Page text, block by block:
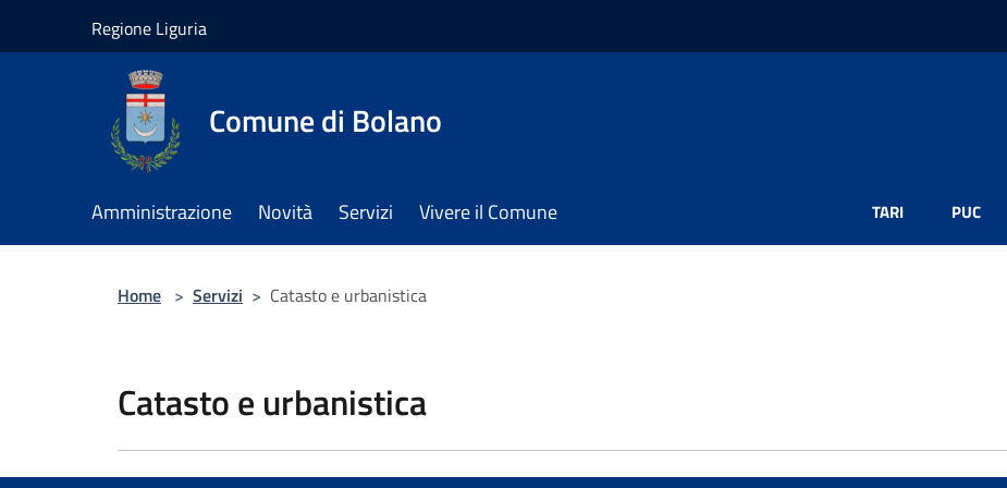
Regione Liguria
Comune di Bolano
Amministrazione Novità Servizi Vivere il Comune TARI PUC
Home > Servizi > Catasto e urbanistica
Catasto e urbanistica